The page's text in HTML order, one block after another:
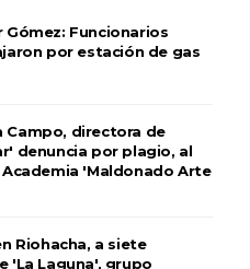
Gómez: Funcionarios
por estación de gas
Campo, directora de
denuncia por plagio, al
'Maldonado Arte
Riohacha, a siete
'La Laguna', grupo